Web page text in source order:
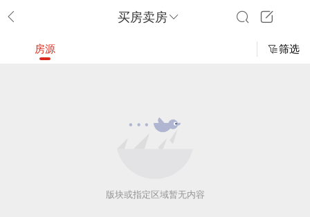
买房卖房
房源 筛选
版块或指定区域暂无内容